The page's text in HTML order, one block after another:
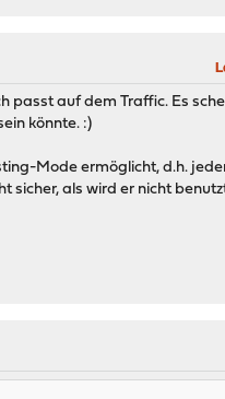
auf dem Traffic. Es
könnte. :)
Mode ermöglicht, d.h.
sicher, als wird er nicht